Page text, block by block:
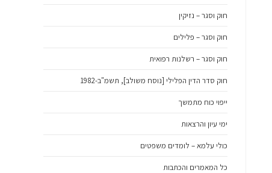
חוק וסגר – נזיקין
חוק וסגר – פלילים
חוק וסגר – רשלנות רפואית
חוק סדר הדין הפלילי [נוסח משולב], תשמ"ב-1982
ייפוי כוח מתמשך
ימי עיון והרצאות
כולי עלמא – לומדים משפטים
כל המאמרים והכתבות